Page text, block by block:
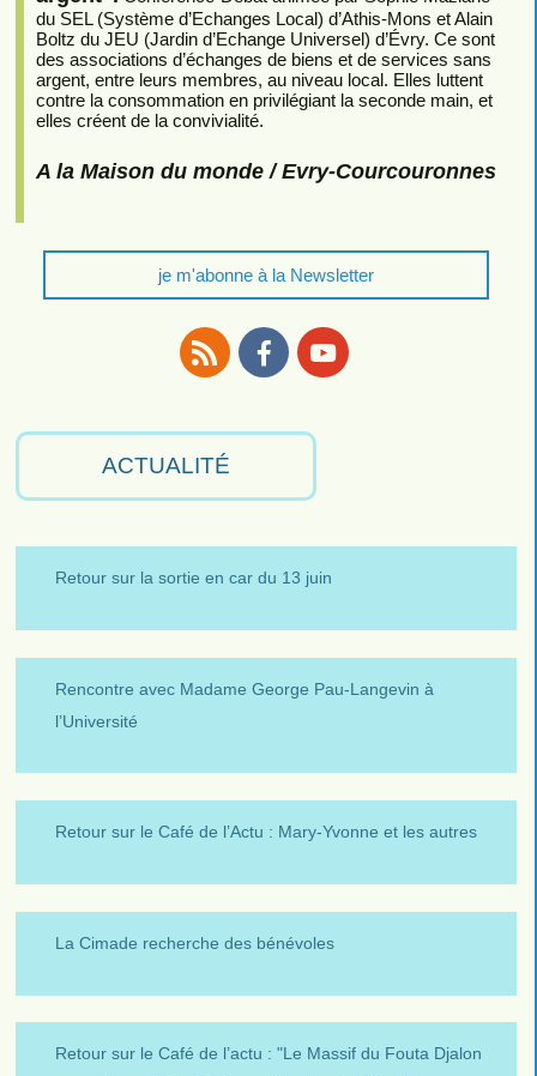
du SEL (Système d’Echanges Local) d’Athis-Mons et Alain
Boltz du JEU (Jardin d’Echange Universel) d’Évry. Ce sont
des associations d’échanges de biens et de services sans
argent, entre leurs membres, au niveau local. Elles luttent
contre la consommation en privilégiant la seconde main, et
elles créent de la convivialité.
A la Maison du monde / Evry-Courcouronnes
je m'abonne à la Newsletter
ACTUALITÉ
Retour sur la sortie en car du 13 juin
Rencontre avec Madame George Pau-Langevin à
l’Université
Retour sur le Café de l’Actu : Mary-Yvonne et les autres
La Cimade recherche des bénévoles
Retour sur le Café de l’actu : "Le Massif du Fouta Djalon